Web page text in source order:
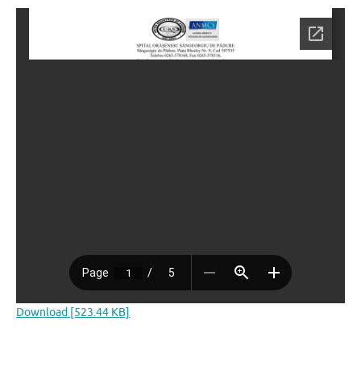
Download [523.44 KB]